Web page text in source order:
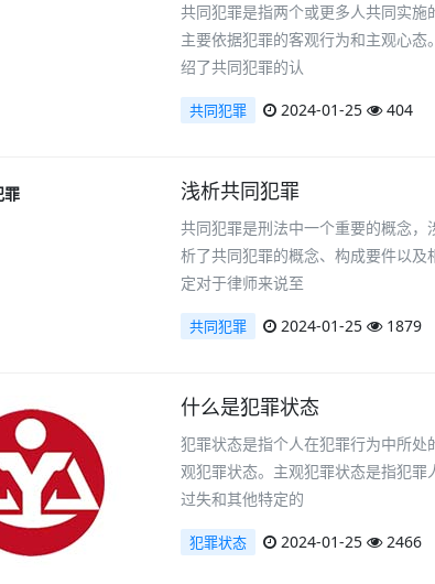
共同犯罪是指两个或更多人共同实
主要依据犯罪的客观行为和主观心
绍了共同犯罪的认
共同犯罪 2024-01-25 404
浅析共同犯罪
共同犯罪是刑法中一个重要的概念
析了共同犯罪的概念、构成要件以
定对于律师来说至
共同犯罪 2024-01-25 1879
什么是犯罪状态
犯罪状态是指个人在犯罪行为中所
观犯罪状态。主观犯罪状态是指犯罪
过失和其他特定的
犯罪状态 2024-01-25 2466